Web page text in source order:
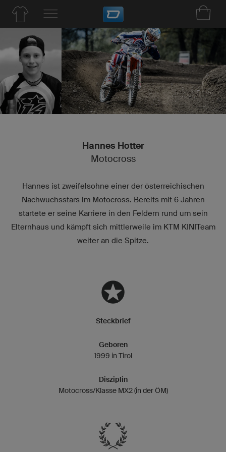
Hannes Hotter
Motocross
Hannes ist zweifelsohne einer der österreichischen
Nachwuchsstars im Motocross. Bereits mit 6 Jahren
startete er seine Karriere in den Feldern rund um sein
Elternhaus und kämpft sich mittlerweile im KTM KINITeam
weiter an die Spitze.
Steckbrief
Geboren
1999 in Tirol
Disziplin
Motocross/Klasse MX2 (in der ÖM)